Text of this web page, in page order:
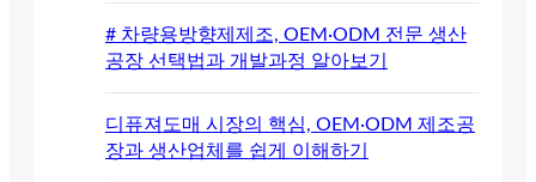
# 차량용방향제제조, OEM·ODM 전문 생산
공장 선택법과 개발과정 알아보기
디퓨져도매 시장의 핵심, OEM·ODM 제조공
장과 생산업체를 쉽게 이해하기